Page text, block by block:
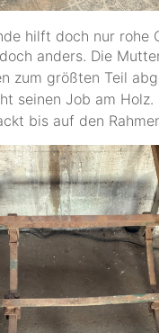
hilft doch nur rohe
anders. Die
zum größten Teil
seinen Job am
bis auf den